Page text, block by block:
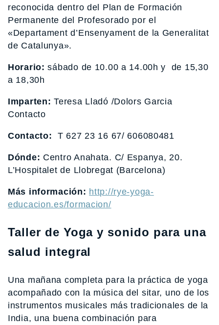
reconocida dentro del Plan de Formación
Permanente del Profesorado por el
«Departament d’Ensenyament de la Generalitat
de Catalunya».
Horario: sábado de 10.00 a 14.00h y de 15,30
a 18,30h
Imparten: Teresa Lladó /Dolors Garcia
Contacto
Contacto: T 627 23 16 67/ 606080481
Dónde: Centro Anahata. C/ Espanya, 20.
L’Hospitalet de Llobregat (Barcelona)
Más información: http://rye-yoga-
educacion.es/formacion/
Taller de Yoga y sonido para una
salud integral
Una mañana completa para la práctica de yoga
acompañado con la música del sitar, uno de los
instrumentos musicales más tradicionales de la
India, una buena combinación para